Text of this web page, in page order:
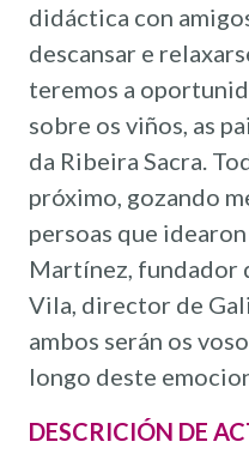
didáctica con
descansar e
teremos a
sobre os viños, as
da Ribeira Sacra.
próximo, gozando
persoas que
Martínez, fundador
Vila, director de
ambos serán os
longo deste
DESCRICIÓN DE